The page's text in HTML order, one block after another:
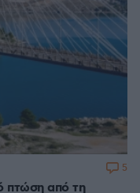
πτώση από τη
5